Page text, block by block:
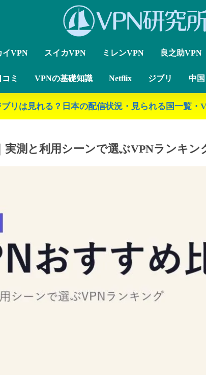
イVPN スイカVPN ミレンVPN 良之助VPN
ミ VPNの基礎知識 Netflix ジブリ 中国
リは見れる？日本の配信状況・見られる国一覧・
測と利用シーンで選ぶVPNランキン